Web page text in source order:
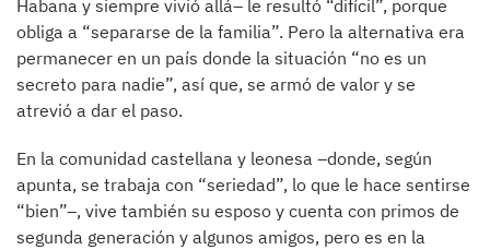
Habana y siempre vivió allá– le resultó “difícil”, porque
obliga a “separarse de la familia”. Pero la alternativa era
permanecer en un país donde la situación “no es un
secreto para nadie”, así que, se armó de valor y se
atrevió a dar el paso.
En la comunidad castellana y leonesa –donde, según
apunta, se trabaja con “seriedad”, lo que le hace sentirse
“bien”–, vive también su esposo y cuenta con primos de
segunda generación y algunos amigos, pero es en la